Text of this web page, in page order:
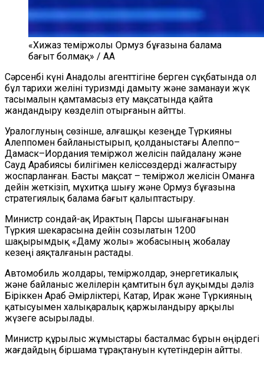
«Хижаз теміржолы Ормуз бұғазына балама
бағыт болмақ» / AA
Сәрсенбі күні Анадолы агенттігіне берген сұқбатында ол
бұл тарихи желіні туризмді дамыту және заманауи жүк
тасымалын қамтамасыз ету мақсатында қайта
жандандыру көзделіп отырғанын айтты.
Уралоглуның сөзінше, алғашқы кезеңде Түркияны
Алеппомен байланыстырып, қолданыстағы Алеппо–
Дамаск–Иордания теміржол желісін пайдалану және
Сауд Арабиясы билігімен келіссөздерді жалғастыру
жоспарланған. Басты мақсат – теміржол желісін Оманға
дейін жеткізіп, мұхитқа шығу және Ормуз бұғазына
стратегиялық балама бағыт қалыптастыру.
Министр сондай-ақ Ирактың Парсы шығанағынан
Түркия шекарасына дейін созылатын 1200
шақырымдық «Даму жолы» жобасының жобалау
кезеңі аяқталғанын растады.
Автомобиль жолдары, теміржолдар, энергетикалық
және байланыс желілерін қамтитын бұл ауқымды дәліз
Біріккен Араб Әмірліктері, Катар, Ирак және Түркияның
қатысуымен халықаралық қаржыландыру арқылы
жүзеге асырылады.
Министр құрылыс жұмыстары басталмас бұрын өңірдегі
жағдайдың біршама тұрақтануын күтетіндерін айтты.